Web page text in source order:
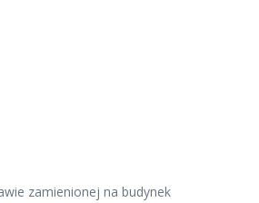
zamienionej na budynek